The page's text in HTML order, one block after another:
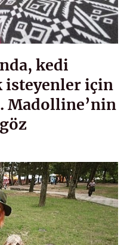
kedi
isteyenler için
Madolline’nin
göz